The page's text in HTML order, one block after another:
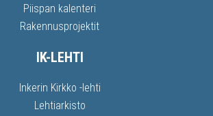
Piispan kalenteri
Rakennusprojektit
IK-LEHTI
Inkerin Kirkko -lehti
Lehtiarkisto